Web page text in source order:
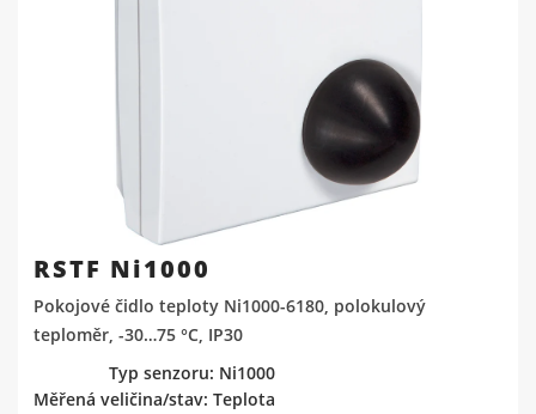
RSTF Ni1000
Pokojové čidlo teploty Ni1000-6180, polokulový
teploměr, -30…75 °C, IP30
Typ senzoru: Ni1000
Měřená veličina/stav: Teplota